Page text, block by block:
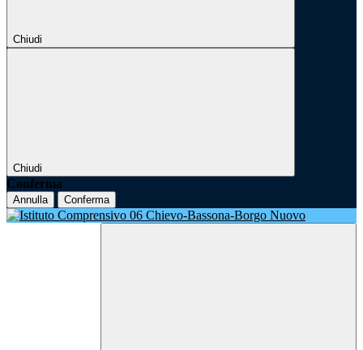
Chiudi
Chiudi
Conferma
Annulla Conferma